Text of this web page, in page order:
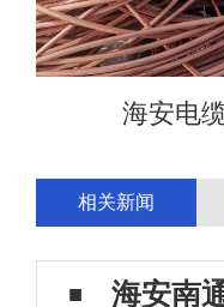
海安电
相关新闻
海安南